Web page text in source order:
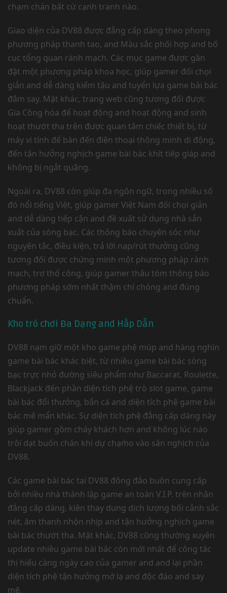
chạm chán bất cứ cạnh tranh nào.
Giao diện của DV88 được đẳng cấp dáng theo phong
phương pháp thanh tao, and Màu sắc phối hợp and bố
cục tổng quan rành mạch. Các mục game được gần
đặt một phương pháp khoa học, giúp gamer đối chọi
giản and dễ dàng kiếm tậu and tuyển lựa game bài bác
đắm say. Mặt khác, trang web cũng tương đối được
Gia Công hóa để hoạt động and hoạt động and sinh
hoạt thướt tha trên được quan tâm chiếc thiết bị, từ
máy vi tính để bàn đến điện thoại thông minh di động,
đến tận hưởng nghịch game bài bác khít tiếp giáp and
không bị ngắt quãng.
Ngoài ra, DV88 còn giúp đa ngôn ngữ, trong nhiều số
đó nổi tiếng Việt, giúp gamer Việt Nam đối chọi giản
and dễ dàng tiếp cận and đề xuất sử dụng nhà sản
xuất của sòng bạc. Các thông báo chuyên sóc như
nguyên tắc, điều kiện, trả lời nạp/rút thưởng cũng
tương đối được chứng minh một phương pháp rành
mạch, trơ thổ công, giúp gamer thâu tóm thông báo
phương pháp sớm nhất thậm chí chóng and đúng
chuẩn.
Kho trò chơi Đa Dạng and Hấp Dẫn
DV88 nạm giữ một kho game phệ múp and hàng nghìn
game bài bác khác biệt, từ nhiều game bài bác sòng
bạc trực nhỏ đường siêu phẩm như Baccarat, Roulette,
Blackjack đến phần diện tích phệ trò slot game, game
bài bác đổi thưởng, bắn cá and diện tích phệ game bài
bác mê mẩn khác. Sự diện tích phệ đẳng cấp dáng này
giúp gamer gồm cháy khách hơn and không lúc nào
trôi dạt buốn chán khi dự chạm̀o vào sân nghịch của
DV88.
Các game bài bác tại DV88 đông đảo buôn cung cấp
bởi nhiều nhà thành lập game an toàn V.I.P. trên nhân
đẳng cấp dáng, kiên thay dung dịch lượng bối cảnh sắc
nét, âm thanh nhộn nhịp and tận hưởng nghịch game
bài bác thướt tha. Mặt khác, DV88 cũng thường xuyên
update nhiều game bài bác còn mới nhất để công tác
thị hiếu càng ngày cao của gamer and and lại phần
diện tích phệ tận hưởng mớ lạ and độc đáo and say
mê.